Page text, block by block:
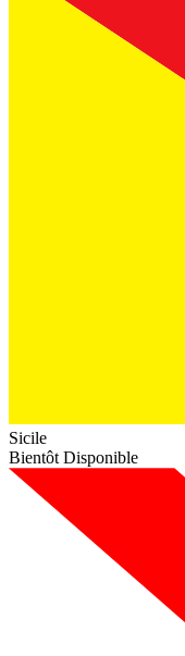
Sicile
Bientôt Disponible